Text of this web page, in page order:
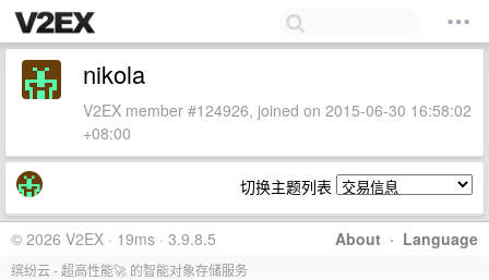
nikola
V2EX member #124926, joined on 2015-06-30 16:58:02
+08:00
切换主题列表
About · Language
© 2026 V2EX · 19ms · 3.9.8.5
缤纷云 - 超高性能🚀 的智能对象存储服务